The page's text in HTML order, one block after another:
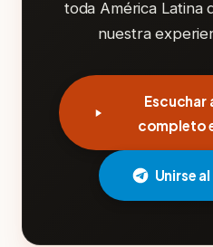
toda América Latina
nuestra
Escuchar
completo
Unirse